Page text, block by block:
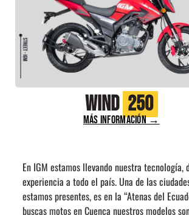
Wind 250
MÁS INFORMACIÓN →
En IGM estamos llevando nuestra tecnología,
experiencia a todo el país. Una de las
estamos presentes, es en la “Atenas del
buscas motos en Cuenca nuestros modelos